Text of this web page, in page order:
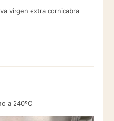
virgen extra cornicabra
a 240ºC.